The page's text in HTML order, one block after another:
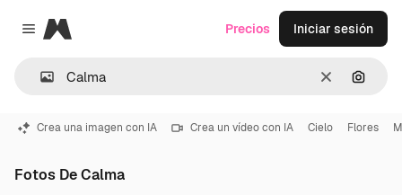
Close menu
Magnific
Borrar
Precios Iniciar sesión
Crea una imagen con IA Crea un vídeo con IA Cielo Flores
Fotos De Calma